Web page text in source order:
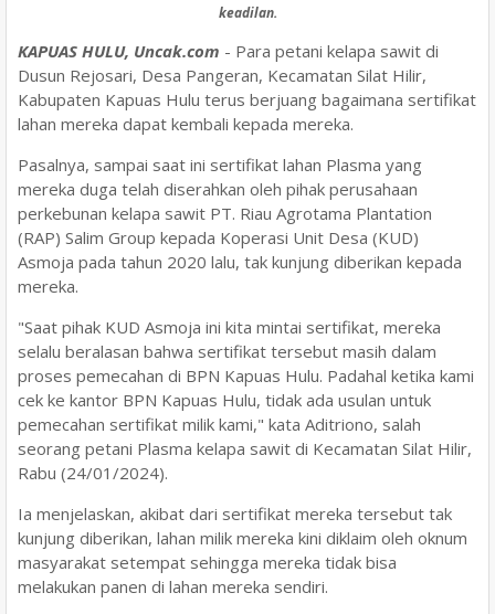
keadilan.
KAPUAS HULU, Uncak.com - Para petani kelapa sawit di
Dusun Rejosari, Desa Pangeran, Kecamatan Silat Hilir,
Kabupaten Kapuas Hulu terus berjuang bagaimana sertifikat
lahan mereka dapat kembali kepada mereka.
Pasalnya, sampai saat ini sertifikat lahan Plasma yang
mereka duga telah diserahkan oleh pihak perusahaan
perkebunan kelapa sawit PT. Riau Agrotama Plantation
(RAP) Salim Group kepada Koperasi Unit Desa (KUD)
Asmoja pada tahun 2020 lalu, tak kunjung diberikan kepada
mereka.
"Saat pihak KUD Asmoja ini kita mintai sertifikat, mereka
selalu beralasan bahwa sertifikat tersebut masih dalam
proses pemecahan di BPN Kapuas Hulu. Padahal ketika kami
cek ke kantor BPN Kapuas Hulu, tidak ada usulan untuk
pemecahan sertifikat milik kami," kata Aditriono, salah
seorang petani Plasma kelapa sawit di Kecamatan Silat Hilir,
Rabu (24/01/2024).
Ia menjelaskan, akibat dari sertifikat mereka tersebut tak
kunjung diberikan, lahan milik mereka kini diklaim oleh oknum
masyarakat setempat sehingga mereka tidak bisa
melakukan panen di lahan mereka sendiri.